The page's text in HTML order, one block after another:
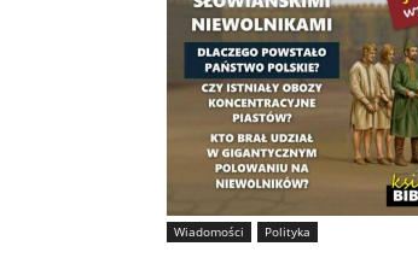
Wiadomości Polityka